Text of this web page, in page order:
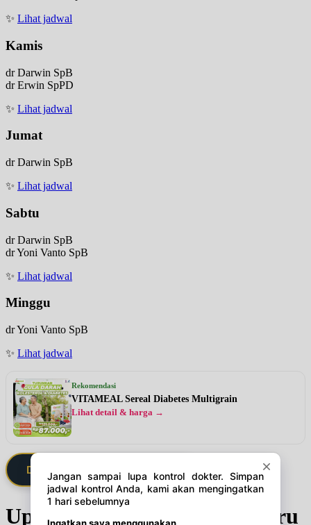
✨ Lihat jadwal
Kamis
dr Darwin SpB
dr Erwin SpPD
✨ Lihat jadwal
Jumat
dr Darwin SpB
✨ Lihat jadwal
Sabtu
dr Darwin SpB
dr Yoni Vanto SpB
✨ Lihat jadwal
Minggu
dr Yoni Vanto SpB
✨ Lihat jadwal
Rekomendasi
VITAMEAL Sereal Diabetes Multigrain
Lihat detail & harga →
Daftarkan Saya via Member VIP
Update Jadwal Dokter terbaru